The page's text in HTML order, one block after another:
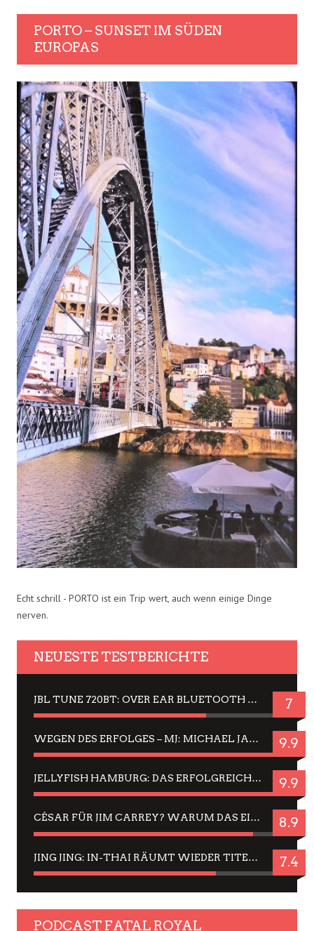
PORTO – SUNSET IM SÜDEN
EUROPAS
Echt schrill - PORTO ist ein Trip wert, auch wenn einige Dinge
nerven.
NEUESTE TESTBERICHTE
JBL TUNE 720BT: OVER EAR BLUETOOTH KOPFHÖRER UM DIE 50,-€ IM DAUER-TEST 7
WEGEN DES ERFOLGES – MJ: MICHAEL JACKSON MUSICAL IN EINER MATINEE SEHEN 9.9
JELLYFISH HAMBURG: DAS ERFOLGREICHE SOMMER-MENÜ 2025 IN GEFÜHLEN UND BILDERN 9.9
CÉSAR FÜR JIM CARREY? WARUM DAS EINER DER NERVIGSTEN ACTORS IST UND BLEIBT 8.9
JING JING: IN-THAI RÄUMT WIEDER TITEL AB – EIN ZWEI-STUNDEN-ERLEBNISBERICHT 7.4
PODCAST FATAL ROYAL